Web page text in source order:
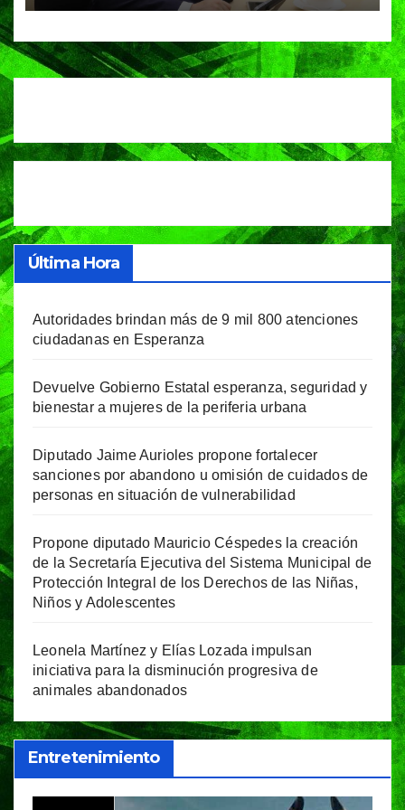
situación de vulnerabilidad
Última Hora
Autoridades brindan más de 9 mil 800 atenciones
ciudadanas en Esperanza
Devuelve Gobierno Estatal esperanza, seguridad y
bienestar a mujeres de la periferia urbana
Diputado Jaime Aurioles propone fortalecer
sanciones por abandono u omisión de cuidados de
personas en situación de vulnerabilidad
Propone diputado Mauricio Céspedes la creación
de la Secretaría Ejecutiva del Sistema Municipal de
Protección Integral de los Derechos de las Niñas,
Niños y Adolescentes
Leonela Martínez y Elías Lozada impulsan
iniciativa para la disminución progresiva de
animales abandonados
Entretenimiento